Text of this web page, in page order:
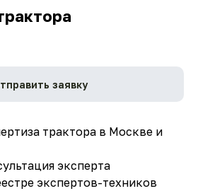
заявку
трактора в Москве и
эксперта
экспертов-техников